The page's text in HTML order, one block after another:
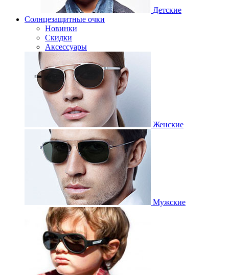
Детские
Солнцезащитные очки
Новинки
Скидки
Аксессуары
Женские
Мужские